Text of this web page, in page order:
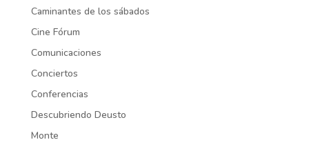
Caminantes de los sábados
Cine Fórum
Comunicaciones
Conciertos
Conferencias
Descubriendo Deusto
Monte